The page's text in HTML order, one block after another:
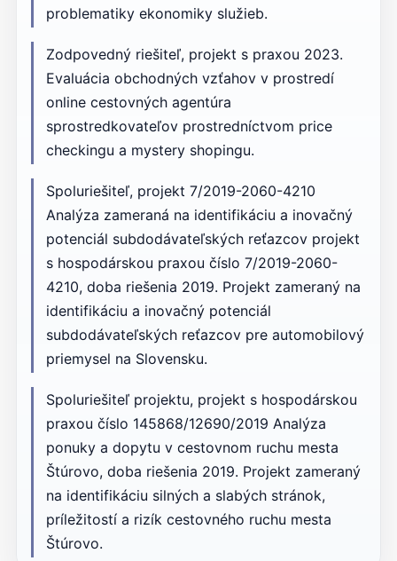
problematiky ekonomiky služieb.
Zodpovedný riešiteľ, projekt s praxou 2023.
Evaluácia obchodných vzťahov v prostredí
online cestovných agentúra
sprostredkovateľov prostredníctvom price
checkingu a mystery shopingu.
Spoluriešiteľ, projekt 7/2019-2060-4210
Analýza zameraná na identifikáciu a inovačný
potenciál subdodávateľských reťazcov projekt
s hospodárskou praxou číslo 7/2019-2060-
4210, doba riešenia 2019. Projekt zameraný na
identifikáciu a inovačný potenciál
subdodávateľských reťazcov pre automobilový
priemysel na Slovensku.
Spoluriešiteľ projektu, projekt s hospodárskou
praxou číslo 145868/12690/2019 Analýza
ponuky a dopytu v cestovnom ruchu mesta
Štúrovo, doba riešenia 2019. Projekt zameraný
na identifikáciu silných a slabých stránok,
príležitostí a rizík cestovného ruchu mesta
Štúrovo.